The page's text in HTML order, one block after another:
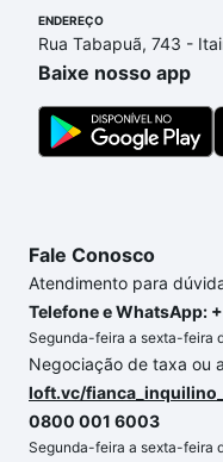
ainda tem alguma
processo de
custa comprar um
gente para comprar
segurança e
ENDEREÇO
Rua Tabapuã, 743 -
Baixe nosso app
Fale Conosco
Atendimento para
Telefone e WhatsApp:
Segunda-feira a sexta-feira
Negociação de taxa ou
loft.vc/
0800 001 6003
Segunda-feira a sexta-feira